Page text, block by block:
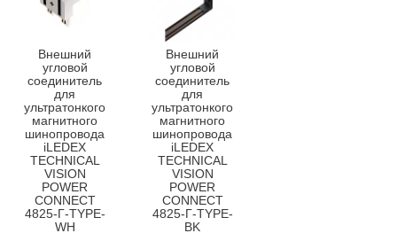
Внешний
угловой
соединитель
для
ультратонкого
магнитного
шинопровода
iLEDEX
TECHNICAL
VISION
POWER
CONNECT
4825-Г-TYPE-
WH
Внешний
угловой
соединитель
для
ультратонкого
магнитного
шинопровода
iLEDEX
TECHNICAL
VISION
POWER
CONNECT
4825-Г-TYPE-
BK